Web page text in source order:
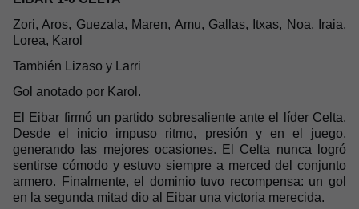
Zori, Aros, Guezala, Maren, Amu, Gallas, Itxas, Noa, Iraia,
Lorea, Karol
También Lizaso y Larri
Gol anotado por Karol.
El Eibar firmó un partido sobresaliente ante el líder Celta.
Desde el inicio impuso ritmo, presión y en el juego,
generando las mejores ocasiones. El Celta nunca logró
sentirse cómodo y estuvo siempre a merced del conjunto
armero. Finalmente, el dominio tuvo recompensa: un gol
en la segunda mitad dio al Eibar una victoria merecida.